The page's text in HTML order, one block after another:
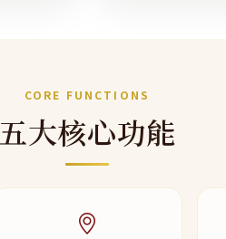
CORE FUNCTIONS
五大核心功能